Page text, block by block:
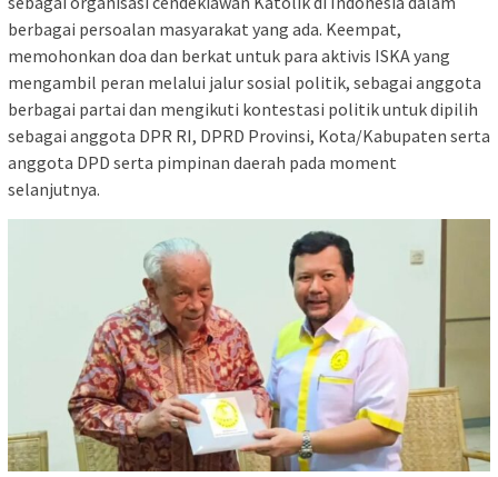
berbagai persoalan masyarakat yang ada. Keempat,
memohonkan doa dan berkat untuk para aktivis ISKA yang
mengambil peran melalui jalur sosial politik, sebagai anggota
berbagai partai dan mengikuti kontestasi politik untuk dipilih
sebagai anggota DPR RI, DPRD Provinsi, Kota/Kabupaten serta
anggota DPD serta pimpinan daerah pada moment
selanjutnya.